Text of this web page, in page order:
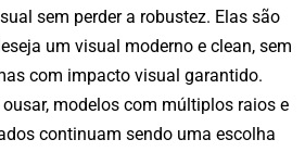
sem perder a robustez. Elas são
um visual moderno e clean, sem
com impacto visual garantido.
modelos com múltiplos raios e
continuam sendo uma escolha